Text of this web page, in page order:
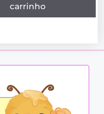
carrinho